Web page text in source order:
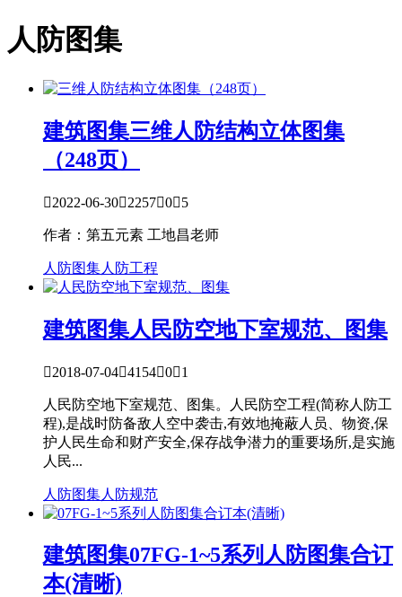
人防图集
建筑图集三维人防结构立体图集
（248页）
2022-06-30225705
作者：第五元素 工地昌老师
人防图集人防工程
建筑图集人民防空地下室规范、图集
2018-07-04415401
人民防空地下室规范、图集。人民防空工程(简称人防工
程),是战时防备敌人空中袭击,有效地掩蔽人员、物资,保
护人民生命和财产安全,保存战争潜力的重要场所,是实施
人民...
人防图集人防规范
建筑图集07FG-1~5系列人防图集合订
本(清晰)